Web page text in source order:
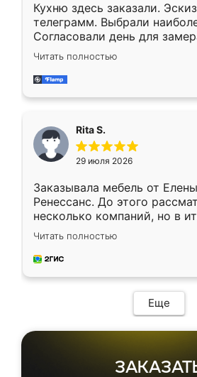
Кухню здесь заказали.
телеграмм. Выбрали
Согласовали день для
недели кухня была уже
довольны работой. Спасибо
мебель за качественную
Читать полностью
Rita S.
29 июля 2026
Заказывала мебель от
Ренессанс. До этого
несколько компаний, но в
эту. Сначала обговорили
приехал замерщик, всё
и снял размеры. Изготовили
мебель сразу встала на
каких-либо доработок.
довольна, все выглядит
Читать полностью
Еще